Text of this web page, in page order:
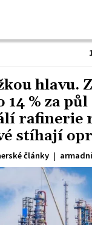
hlavu.
14 % za
rafinerie
stíhají
články |